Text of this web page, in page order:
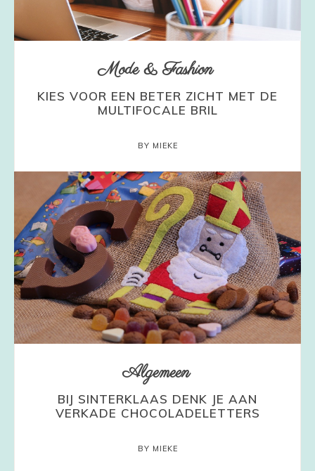
Mode & Fashion
KIES VOOR EEN BETER ZICHT MET DE
MULTIFOCALE BRIL
BY MIEKE
Algemeen
BIJ SINTERKLAAS DENK JE AAN
VERKADE CHOCOLADELETTERS
BY MIEKE